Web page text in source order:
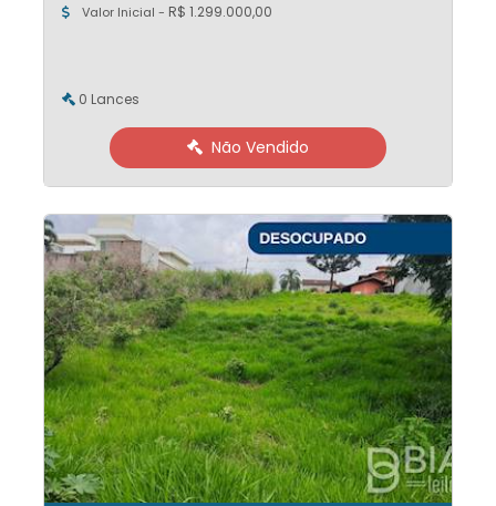
Valor Inicial - R$ 1.299.000,00
0 Lances
Não Vendido